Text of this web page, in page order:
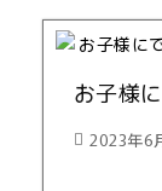
お子様
2023年6